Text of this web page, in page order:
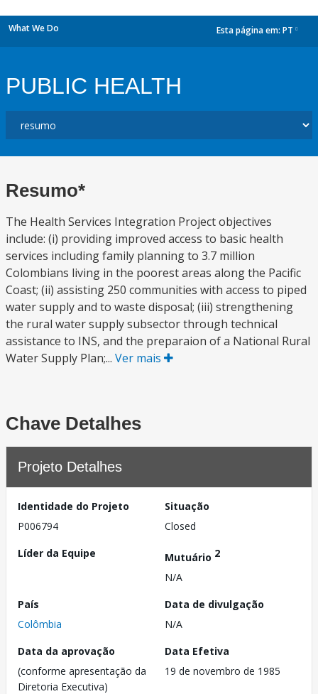
What We Do Esta página em: PT
PUBLIC HEALTH
Resumo*
The Health Services Integration Project objectives
include: (i) providing improved access to basic health
services including family planning to 3.7 million
Colombians living in the poorest areas along the Pacific
Coast; (ii) assisting 250 communities with access to piped
water supply and to waste disposal; (iii) strengthening
the rural water supply subsector through technical
assistance to INS, and the preparaion of a National Rural
Water Supply Plan;... Ver mais
Chave Detalhes
Projeto Detalhes
Identidade do Projeto
P006794
Situação
Closed
Líder da Equipe
Mutuário 2
N/A
País
Colômbia
Data de divulgação
N/A
Data da aprovação
(conforme apresentação da
Diretoria Executiva)
Data Efetiva
19 de novembro de 1985